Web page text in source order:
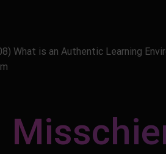
What is an Authentic Learning